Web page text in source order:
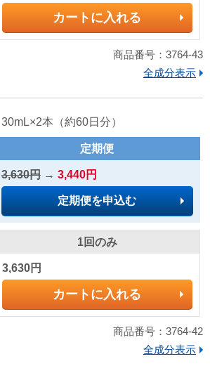
カートに入れる
商品番号：3764-43
全成分表示
30mL×2本（約60日分）
定期便
3,630円→ 3,440円
定期便を申込む
1回のみ
3,630円
カートに入れる
商品番号：3764-42
全成分表示